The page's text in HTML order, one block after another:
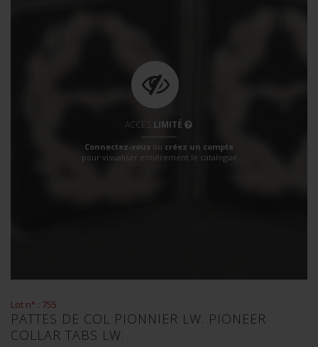
ACCÈS LIMITÉ
Connectez-vous ou créez un compte
pour visualiser entièrement le catalogue
Lot n° : 755
PATTES DE COL PIONNIER LW. PIONEER
COLLAR TABS LW.